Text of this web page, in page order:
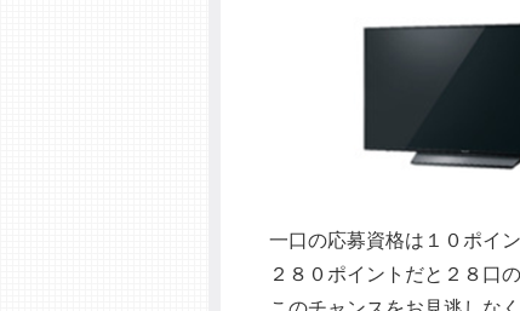
一口の応募資格は１０ポイン
２８０ポイントだと２８口